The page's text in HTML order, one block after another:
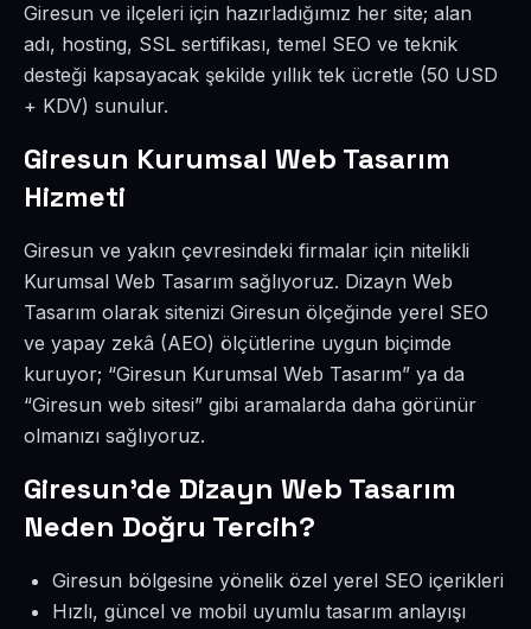
Giresun ve ilçeleri için hazırladığımız her site; alan
adı, hosting, SSL sertifikası, temel SEO ve teknik
desteği kapsayacak şekilde yıllık tek ücretle (50 USD
+ KDV) sunulur.
Giresun Kurumsal Web Tasarım
Hizmeti
Giresun ve yakın çevresindeki firmalar için nitelikli
Kurumsal Web Tasarım sağlıyoruz. Dizayn Web
Tasarım olarak sitenizi Giresun ölçeğinde yerel SEO
ve yapay zekâ (AEO) ölçütlerine uygun biçimde
kuruyor; “Giresun Kurumsal Web Tasarım” ya da
“Giresun web sitesi” gibi aramalarda daha görünür
olmanızı sağlıyoruz.
Giresun’de Dizayn Web Tasarım
Neden Doğru Tercih?
Giresun bölgesine yönelik özel yerel SEO içerikleri
Hızlı, güncel ve mobil uyumlu tasarım anlayışı